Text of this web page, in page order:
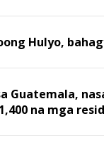
Hulyo,
Guatemala,
na mga